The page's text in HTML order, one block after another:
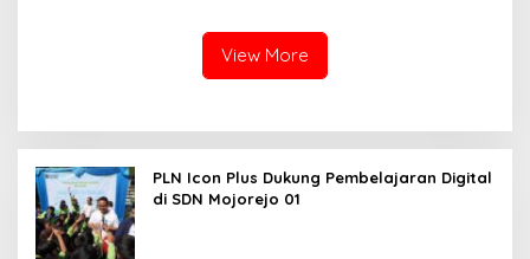
Rajatama
View More
PLN Icon Plus Dukung Pembelajaran Digital
di SDN Mojorejo 01